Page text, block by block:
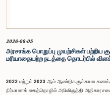
2026-08-05
அரசாங்க பொறுப்பு முயற்சிகள் பற்றிய
மரியாதையற்ற நடத்தை தொடர்பில்
2022 மற்றும் 2023 ஆம் ஆண்டுகளுக்கான
நிர்மாணக் கைத்தொழில் அபிவிருத்தி